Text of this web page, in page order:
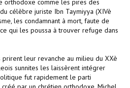
orthodoxe comme les pires des
célèbre juriste Ibn Taymiyya (XIVè
les condamnant à mort, faute de
qui les poussa à trouver refuge dans
prirent leur revanche au milieu du XXè
sunnites les laissèrent intégrer
fut rapidement le parti